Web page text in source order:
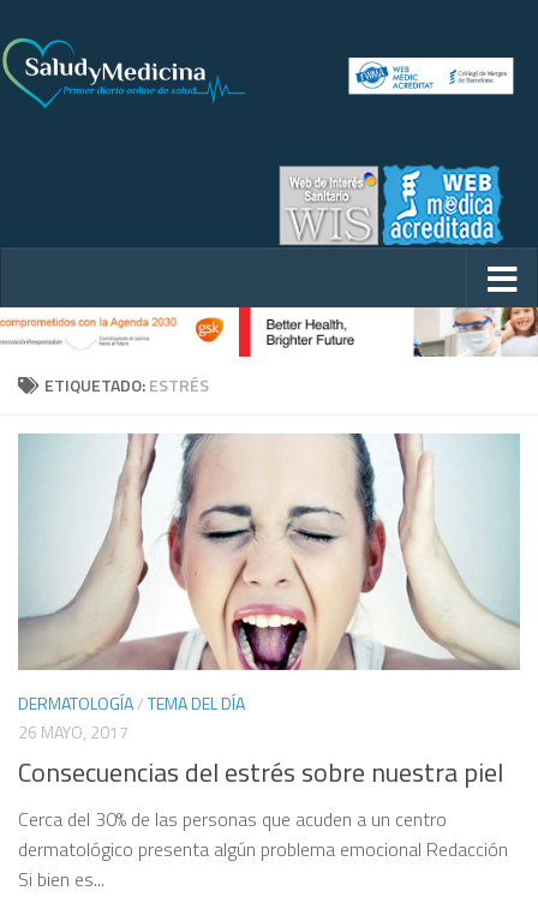
ETIQUETADO:ESTRÉS
DERMATOLOGÍA/TEMA DEL DÍA
26 MAYO, 2017
Consecuencias del estrés sobre nuestra piel
Cerca del 30% de las personas que acuden a un centro
dermatológico presenta algún problema emocional Redacción
Si bien es...